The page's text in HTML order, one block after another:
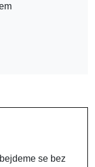
se bez